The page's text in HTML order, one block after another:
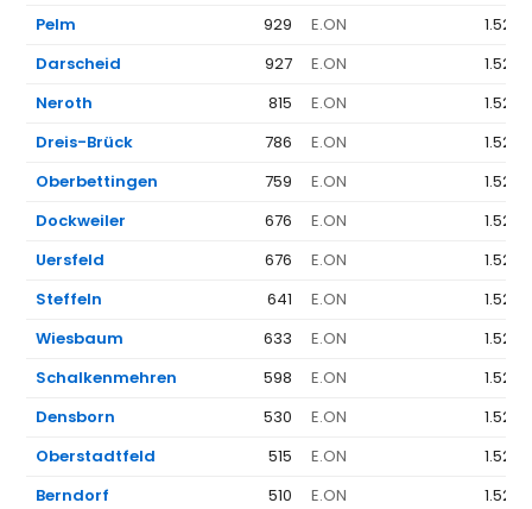
Pelm
929 E.ON
1.523
Darscheid
927 E.ON
1.523
Neroth
815 E.ON
1.523
Dreis-Brück
786 E.ON
1.523
Oberbettingen
759 E.ON
1.523
Dockweiler
676 E.ON
1.523
Uersfeld
676 E.ON
1.523
Steffeln
641 E.ON
1.523
Wiesbaum
633 E.ON
1.523
Schalkenmehren
598 E.ON
1.523
Densborn
530 E.ON
1.523
Oberstadtfeld
515 E.ON
1.523
Berndorf
510 E.ON
1.523